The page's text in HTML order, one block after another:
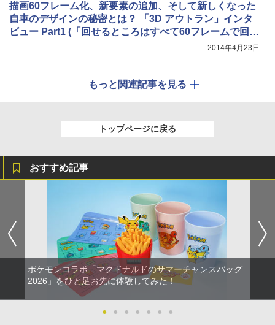
描画60フレーム化、新要素の追加、そして新しくなった
自車のデザインの秘密とは？ 「3D アウトラン」インタ
ビュー Part1 (「回せるところはすべて60フレームで回
す！」 オリジナルを超える「アウトラン」の移植)2014年4月23日
もっと関連記事を見る
トップページに戻る
おすすめ記事
ポケモンコラボ「マクドナルドのサマーチャンスバッグ
2026」をひと足お先に体験してみた！
● ● ● ● ● ● ●